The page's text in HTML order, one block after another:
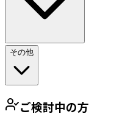
その他
ご検討中の方